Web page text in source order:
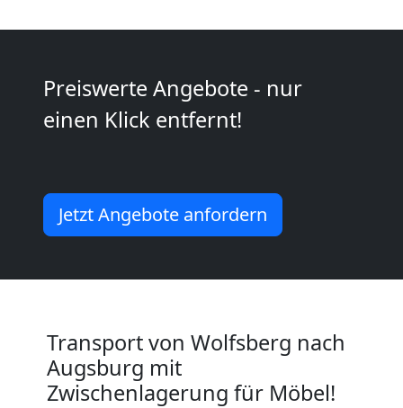
Preiswerte Angebote - nur
einen Klick entfernt!
Jetzt Angebote anfordern
Transport von Wolfsberg nach
Augsburg mit
Zwischenlagerung für Möbel!
Anfrage
Möbeltransport
Möbeltransport
Beiladung
National